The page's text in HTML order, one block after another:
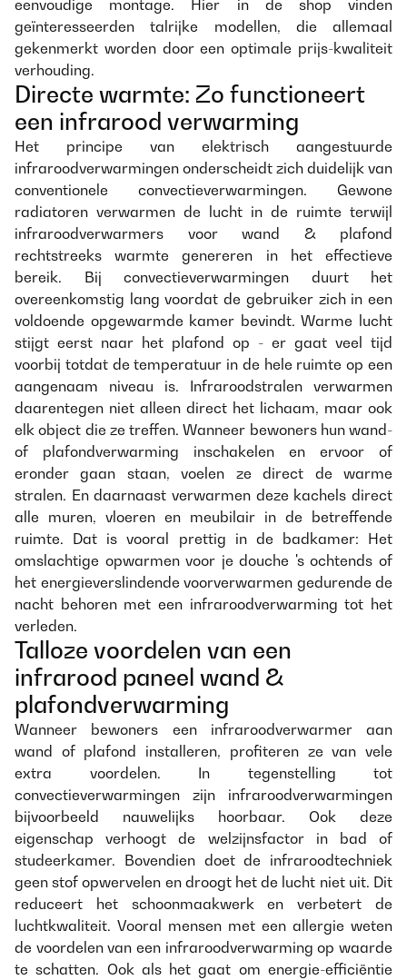
eenvoudige montage. Hier in de shop vinden
geïnteresseerden talrijke modellen, die allemaal
gekenmerkt worden door een optimale prijs-kwaliteit
verhouding.
Directe warmte: Zo functioneert
een infrarood verwarming
Het principe van elektrisch aangestuurde
infraroodverwarmingen onderscheidt zich duidelijk van
conventionele convectieverwarmingen. Gewone
radiatoren verwarmen de lucht in de ruimte terwijl
infraroodverwarmers voor wand & plafond
rechtstreeks warmte genereren in het effectieve
bereik. Bij convectieverwarmingen duurt het
overeenkomstig lang voordat de gebruiker zich in een
voldoende opgewarmde kamer bevindt. Warme lucht
stijgt eerst naar het plafond op - er gaat veel tijd
voorbij totdat de temperatuur in de hele ruimte op een
aangenaam niveau is. Infraroodstralen verwarmen
daarentegen niet alleen direct het lichaam, maar ook
elk object die ze treffen. Wanneer bewoners hun wand-
of plafondverwarming inschakelen en ervoor of
eronder gaan staan, voelen ze direct de warme
stralen. En daarnaast verwarmen deze kachels direct
alle muren, vloeren en meubilair in de betreffende
ruimte. Dat is vooral prettig in de badkamer: Het
omslachtige opwarmen voor je douche 's ochtends of
het energieverslindende voorverwarmen gedurende de
nacht behoren met een infraroodverwarming tot het
verleden.
Talloze voordelen van een
infrarood paneel wand &
plafondverwarming
Wanneer bewoners een infraroodverwarmer aan
wand of plafond installeren, profiteren ze van vele
extra voordelen. In tegenstelling tot
convectieverwarmingen zijn infraroodverwarmingen
bijvoorbeeld nauwelijks hoorbaar. Ook deze
eigenschap verhoogt de welzijnsfactor in bad of
studeerkamer. Bovendien doet de infraroodtechniek
geen stof opwervelen en droogt het de lucht niet uit. Dit
reduceert het schoonmaakwerk en verbetert de
luchtkwaliteit. Vooral mensen met een allergie weten
de voordelen van een infraroodverwarming op waarde
te schatten. Ook als het gaat om energie-efficiëntie